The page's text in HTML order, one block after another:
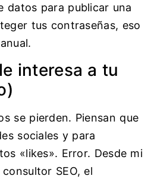
datos para publicar una
tus contraseñas, eso
interesa a tu
se pierden. Piensan que
sociales y para
«likes». Error. Desde mi
SEO, el